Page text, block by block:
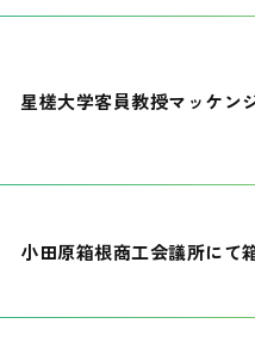
星槎大学客員教授マッケン
小田原箱根商工会議所にて